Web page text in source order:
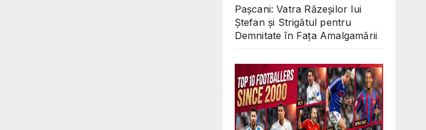
Pașcani: Vatra Răzeșilor lui
Ștefan și Strigătul pentru
Demnitate în Fața Amalgamării